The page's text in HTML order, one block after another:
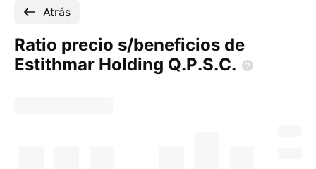
Atrás
Ratio precio s/beneficios de
Estithmar Holding Q.P.S.C.